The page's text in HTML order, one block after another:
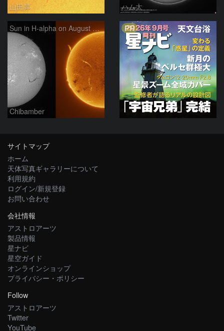
山田昇 ハム太
Sun in H-alpha on August 7, 2026
Chibamber
PR
サイトマップ
ホーム
天体写真ギャラリーについて
利用規約
ログイン/新規登録
お問い合わせ
会社情報
アストロアーツ
製品情報
星ナビ
星空ガイド
オンラインショップ
プライバシー・ポリシー
Follow
アストロアーツ
Twitter
YouTube